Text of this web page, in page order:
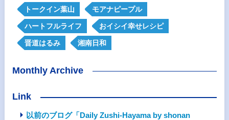
トークイン葉山 モアナピープル
ハートフルライフ おイシイ幸せレシピ
晋道はるみ 湘南日和
Monthly Archive
Link
以前のブログ「Daily Zushi-Hayama by shonan